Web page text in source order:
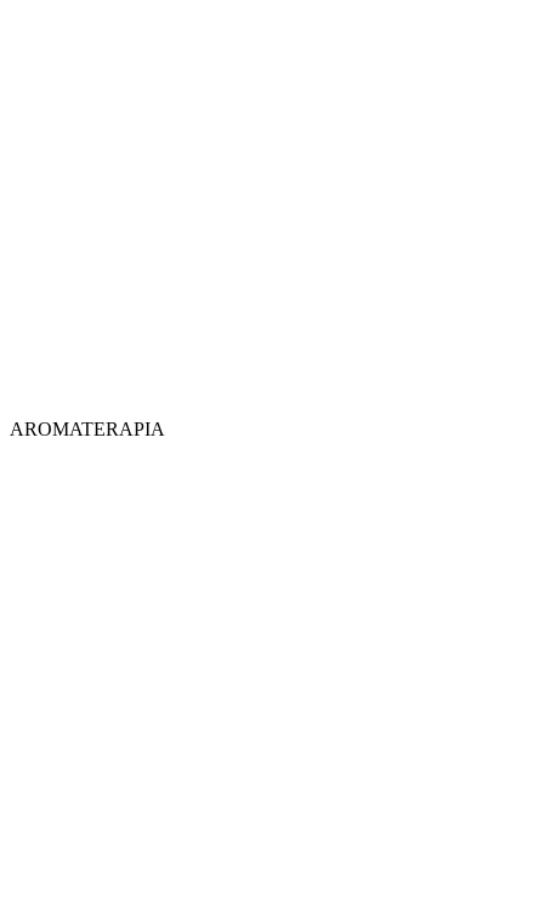
AROMATERAPIA